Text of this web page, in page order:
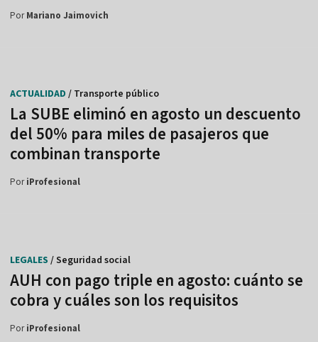
PorMariano Jaimovich
La SUBE eliminó en agosto un descuento
del 50% para miles de pasajeros que
combinan transporte
ACTUALIDAD / Transporte público
PoriProfesional
AUH con pago triple en agosto: cuánto se
cobra y cuáles son los requisitos
LEGALES / Seguridad social
PoriProfesional